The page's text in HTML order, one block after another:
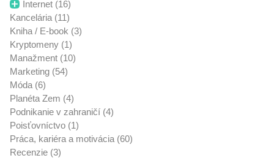
Internet (16)
Kancelária (11)
Kniha / E-book (3)
Kryptomeny (1)
Manažment (10)
Marketing (54)
Móda (6)
Planéta Zem (4)
Podnikanie v zahraničí (4)
Poisťovníctvo (1)
Práca, kariéra a motivácia (60)
Recenzie (3)